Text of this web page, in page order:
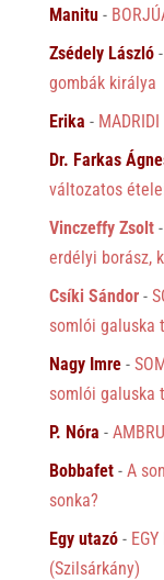
Manitu-
Zsédely László-
gombák királya
Erika -
Dr. Farkas
változatos
Vinczeffy Zsolt-
erdélyi borász,
Csíki Sándor-
somlói galuska
Nagy Imre-
somlói galuska
P. Nóra -
Bobbafet- A
sonka?
Egy utazó-
(Szilsárkány)